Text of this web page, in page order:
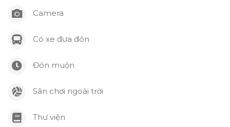
Camera
Có xe đưa đón
Đón muộn
Sân chơi ngoài trời
Thư viện